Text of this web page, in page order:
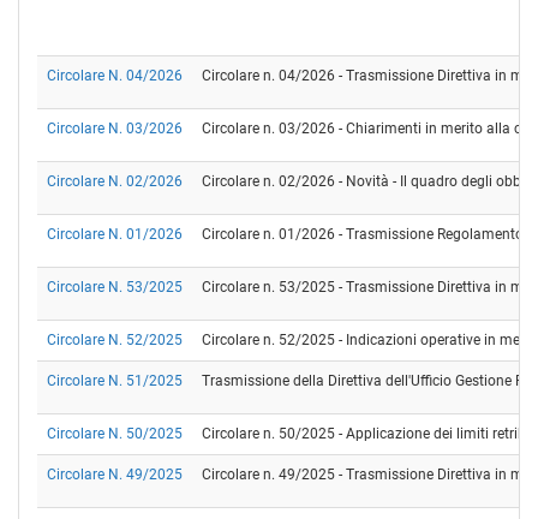
Circolare N. 04/2026 Circolare n. 04/2026 - Trasmissione Direttiva in
Circolare N. 03/2026 Circolare n. 03/2026 - Chiarimenti in merito alla
Circolare N. 02/2026 Circolare n. 02/2026 - Novità - Il quadro degli
Circolare N. 01/2026 Circolare n. 01/2026 - Trasmissione Regolamento
Circolare N. 53/2025 Circolare n. 53/2025 - Trasmissione Direttiva in
Circolare N. 52/2025 Circolare n. 52/2025 - Indicazioni operative in
Circolare N. 51/2025 Trasmissione della Direttiva dell'Ufficio Gestione
Circolare N. 50/2025 Circolare n. 50/2025 - Applicazione dei limiti
Circolare N. 49/2025 Circolare n. 49/2025 - Trasmissione Direttiva in